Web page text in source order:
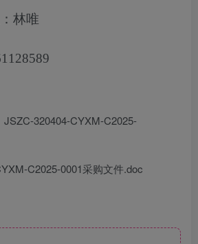
林唯
320404-CYXM-C2025-
C2025-0001采购文件.doc